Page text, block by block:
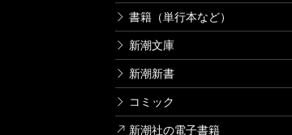
書籍（単行本など）
新潮文庫
新潮新書
コミック
新潮社の電子書籍